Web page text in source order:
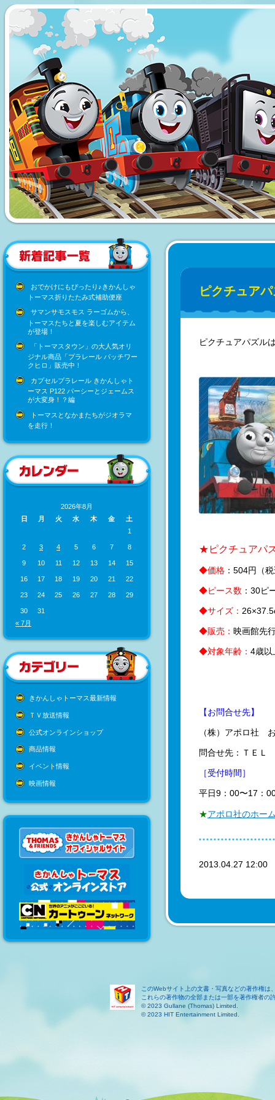
おでかけにもぴったり♪きかんしゃ
トーマス折りたたみ式補助便座
サマンサモスモス ラーゴムから、
トーマスたちと夏を楽しむアイテム
が登場！
「トーマスタウン」の大人気オリ
ジナル商品「プラレール パッチワー
クヒロ」販売中！
カプセルプラレール きかんしゃト
ーマス P122 パーシーとジェームス
が大変身！？編
トーマスとなかまたちがジオラマ
を走行！
2026年8月
日
月 火 水 木 金
土
1
2 3 4 5 6 7 8
9 10 11 12 13 14 15
16 17 18 19 20 21 22
23 24 25 26 27 28 29
30
31
« 7月
きかんしゃトーマス最新情報
ＴＶ放送情報
公式オンラインショップ
商品情報
イベント情報
映画情報
ピクチュア
ピクチュアパズル
★ピクチュアパ
◆価格 ：504円（
◆ピース数 ：30ピ
◆サイズ：
◆販売： 映画館先
◆対象年齢： 4歳以
【お問合せ先】
（株）アポロ社
問合せ先：ＴＥ
［受付時間］
平日9：00〜17：
★アポロ社のホー
2013.04.27
このWebサイト上の文書・写真などの著作権は
これらの著作物の全部または一部を著作権者の
© 2023 Gullane (Thomas) Limited.
© 2023 HIT Entertainment Limited.